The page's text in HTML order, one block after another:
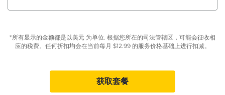
*所有显示的金额都是以美元 为单位. 根据您所在的司法管辖区，可能会征收相
应的税费。任何折扣均会在当前每月 $12.99的服务价格基础上进行扣减。
获取套餐